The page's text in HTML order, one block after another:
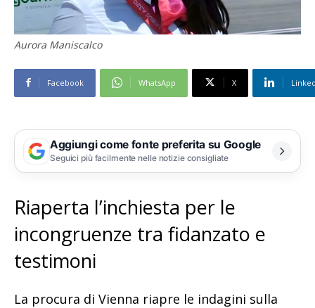
Aurora Maniscalco
Facebook WhatsApp X
Aggiungi come fonte preferita su Google
Seguici più facilmente nelle notizie consigliate
Riaperta l’inchiesta per le
incongruenze tra fidanzato e
testimoni
La procura di Vienna riapre le indagini sulla